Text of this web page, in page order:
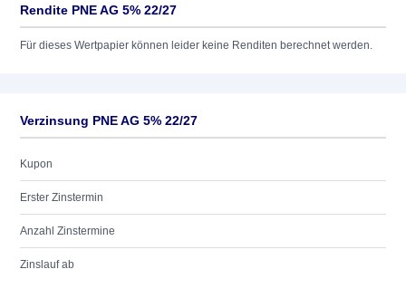
Rendite PNE AG 5% 22/27
Für dieses Wertpapier können leider keine Renditen berechnet werden.
Verzinsung PNE AG 5% 22/27
Kupon
Erster Zinstermin
Anzahl Zinstermine
Zinslauf ab